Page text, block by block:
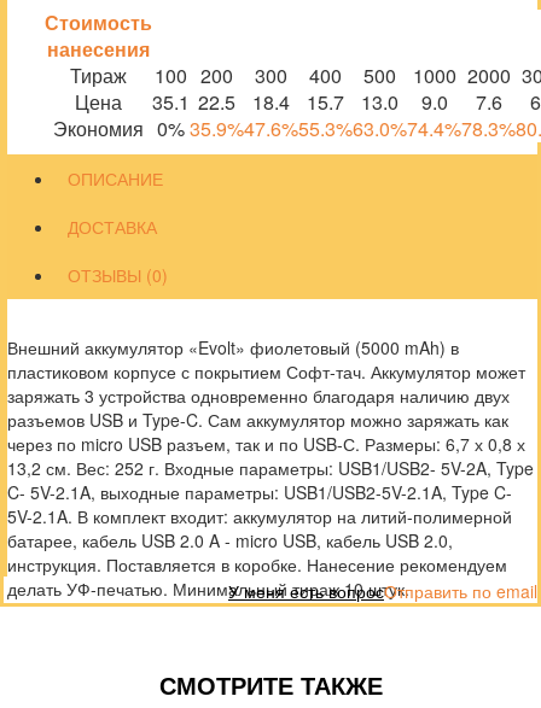
Стоимость
нанесения
Тираж
100 200 300 400 500 1000 2000
Цена
35.1 22.5 18.4 15.7 13.0 9.0 7.6
Экономия 0%35.9%47.6%55.3%63.0%74.4%78.3%
ОПИСАНИЕ
ДОСТАВКА
ОТЗЫВЫ (0)
Внешний аккумулятор «Evolt» фиолетовый (5000 mAh) в
пластиковом корпусе с покрытием Софт-тач. Аккумулятор может
заряжать 3 устройства одновременно благодаря наличию двух
разъемов USB и Type-C. Сам аккумулятор можно заряжать как
через по micro USB разъем, так и по USB-С. Размеры: 6,7 х 0,8 х
13,2 см. Вес: 252 г. Входные параметры: USB1/USB2- 5V-2A, Type
C- 5V-2.1A, выходные параметры: USB1/USB2-5V-2.1A, Type C-
5V-2.1A. В комплект входит: аккумулятор на литий-полимерной
батарее, кабель USB 2.0 A - micro USB, кабель USB 2.0,
инструкция. Поставляется в коробке. Нанесение рекомендуем
делать УФ-печатью. Минимальный тираж 10 штук.Отправить по email
У меня есть вопрос
СМОТРИТЕ ТАКЖЕ